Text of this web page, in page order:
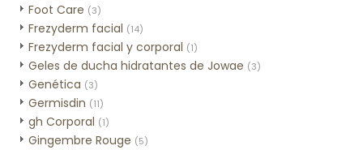
Foot Care (3)
Frezyderm facial (14)
Frezyderm facial y corporal (1)
Geles de ducha hidratantes de Jowae (3)
Genética (3)
Germisdin (11)
gh Corporal (1)
Gingembre Rouge (5)